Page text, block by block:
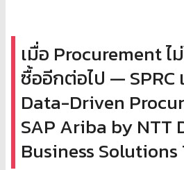
เมื่อ Procurement ไ
ซื้ออีกต่อไป — SPRC
Data-Driven
SAP Ariba by NTT
Business